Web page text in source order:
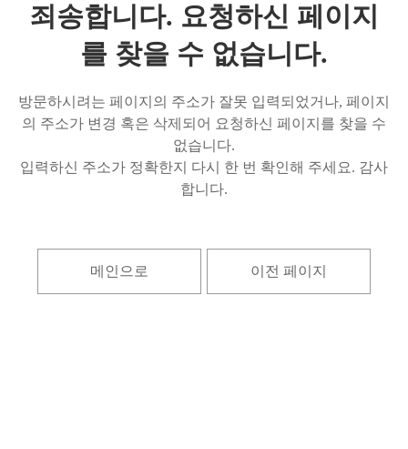
죄송합니다. 요청하신 페이지
를 찾을 수 없습니다.
방문하시려는 페이지의 주소가 잘못 입력되었거나, 페이지
의 주소가 변경 혹은 삭제되어 요청하신 페이지를 찾을 수
없습니다.
입력하신 주소가 정확한지 다시 한 번 확인해 주세요. 감사
합니다.
메인으로 이전 페이지